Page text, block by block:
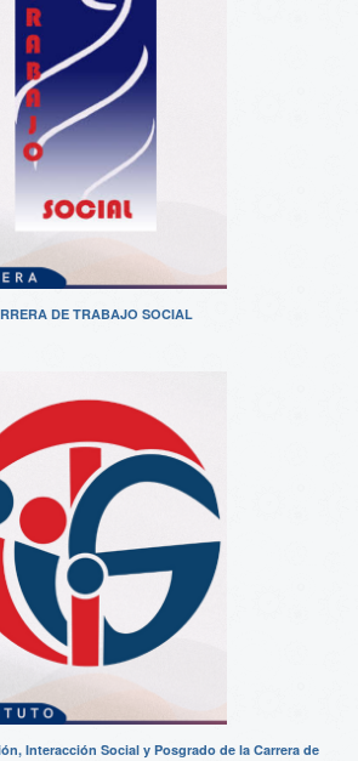
DE TRABAJO SOCIAL
Interacción Social y Posgrado de la Carrera de